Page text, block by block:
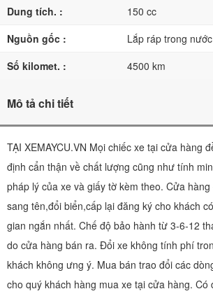
Dung tích. :
150 cc
Nguồn gốc :
Lắp ráp trong nước
Số kilomet. :
4500 km
Mô tả chi tiết
TẠI XEMAYCU.VN Mọi chiếc xe tại cửa hàng
định cẩn thận về chất lượng cũng như tính
pháp lý của xe và giấy tờ kèm theo. Cửa
sang tên,đổi biển,cấp lại đăng ký cho khách
gian ngắn nhất. Chế độ bảo hành từ 3-6-12
do cửa hàng bán ra. Đổi xe không tính phí
khách không ưng ý. Mua bán trao đổi các
cho quý khách hàng mua xe tại cửa hàng. Có